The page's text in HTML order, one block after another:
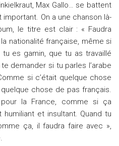
Max Gallo… se battent
important. On a une chanson là-
le titre est clair : « Faudra
nationalité française, même si
es gamin, que tu as travaillé
demander si tu parles l’arabe
si c’était quelque chose
chose de pas français.
la France, comme si ça
humiliant et insultant. Quand tu
ça, il faudra faire avec »,